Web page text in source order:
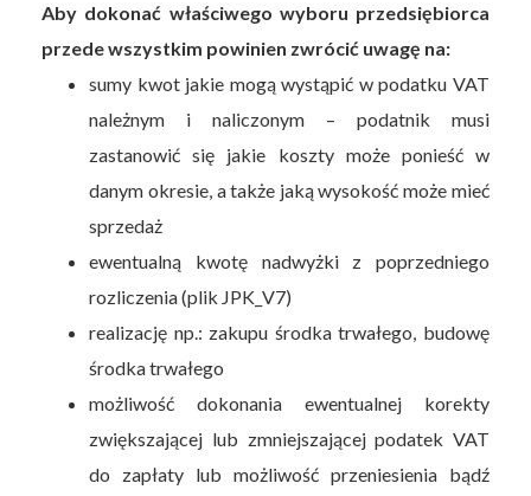
Aby dokonać właściwego wyboru przedsiębiorca
przede wszystkim powinien zwrócić uwagę na:
sumy kwot jakie mogą wystąpić w podatku VAT
należnym i naliczonym – podatnik musi
zastanowić się jakie koszty może ponieść w
danym okresie, a także jaką wysokość może mieć
sprzedaż
ewentualną kwotę nadwyżki z poprzedniego
rozliczenia (plik JPK_V7)
realizację np.: zakupu środka trwałego, budowę
środka trwałego
możliwość dokonania ewentualnej korekty
zwiększającej lub zmniejszającej podatek VAT
do zapłaty lub możliwość przeniesienia bądź